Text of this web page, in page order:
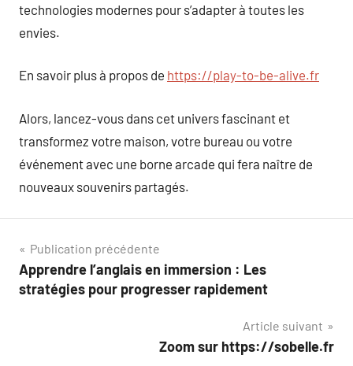
technologies modernes pour s’adapter à toutes les
envies.
En savoir plus à propos de https://play-to-be-alive.fr
Alors, lancez-vous dans cet univers fascinant et
transformez votre maison, votre bureau ou votre
événement avec une borne arcade qui fera naître de
nouveaux souvenirs partagés.
Navigation
de
Publication précédente
Apprendre l’anglais en immersion : Les
stratégies pour progresser rapidement
Article suivant
Zoom sur https://sobelle.fr